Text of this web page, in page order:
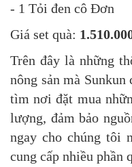
- 1 Tỏi đen cô Đơn
Giá set quà:
Trên đây là những
nông sản mà Sunkun
tìm nơi đặt mua
lượng, đảm bảo
ngay cho chúng tôi
cung cấp nhiều phần